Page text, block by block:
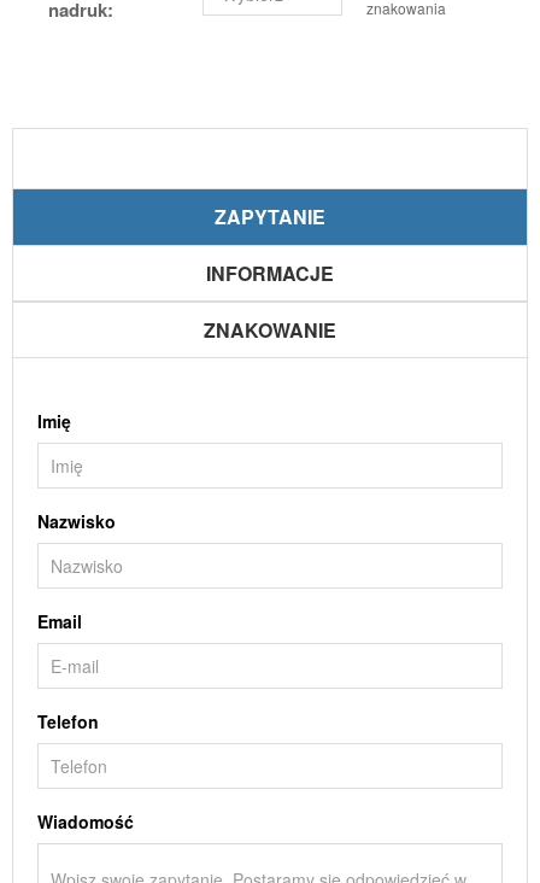
nadruk:
znakowania
ZAPYTANIE
INFORMACJE
ZNAKOWANIE
Imię
Nazwisko
Email
Telefon
Wiadomość